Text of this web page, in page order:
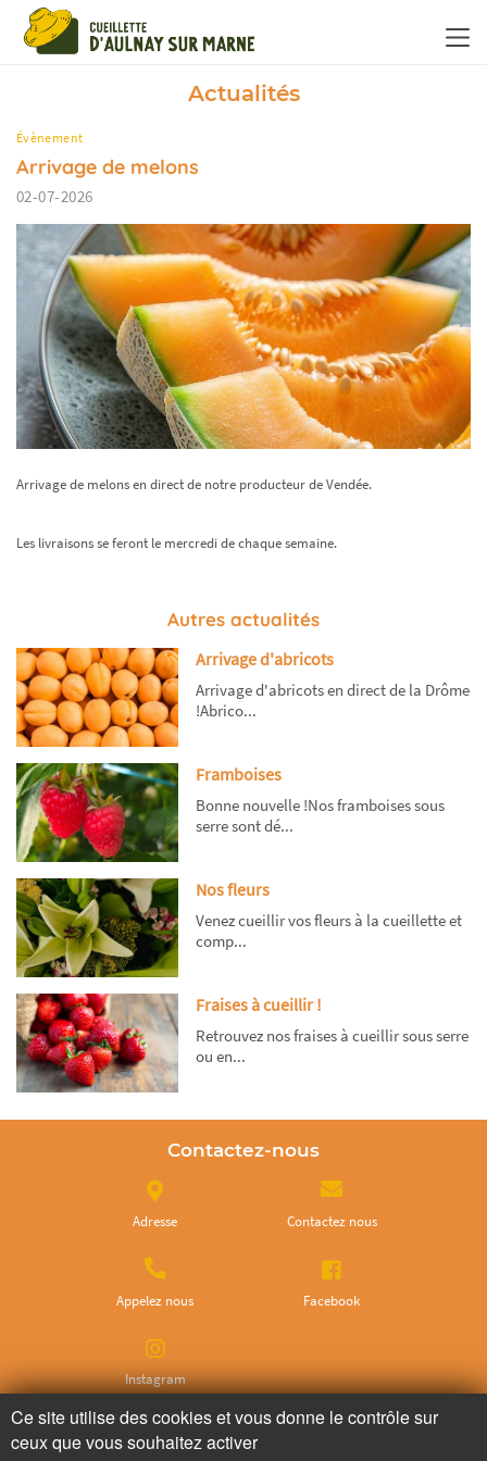
Actualités
Évènement
Arrivage de melons
02-07-2026
Arrivage de melons en direct de notre producteur de Vendée.
Les livraisons se feront le mercredi de chaque semaine.
Autres actualités
Arrivage d'abricots
Arrivage d'abricots en direct de la Drôme
!Abrico...
Framboises
Bonne nouvelle !Nos framboises sous
serre sont dé...
Nos fleurs
Venez cueillir vos fleurs à la cueillette et
comp...
Fraises à cueillir !
Retrouvez nos fraises à cueillir sous serre
ou en...
Contactez-nous
Adresse Contactez nous
Appelez nous Facebook
Instagram
Ne ratez plus rien,
Panneau de gestion des cookies
Ce site utilise des cookies et vous donne le contrôle sur
ceux que vous souhaitez activer